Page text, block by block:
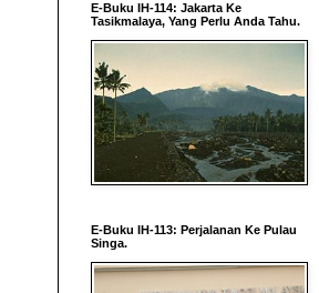
E-Buku IH-114: Jakarta Ke
Tasikmalaya, Yang Perlu Anda Tahu.
E-Buku IH-113: Perjalanan Ke Pulau
Singa.